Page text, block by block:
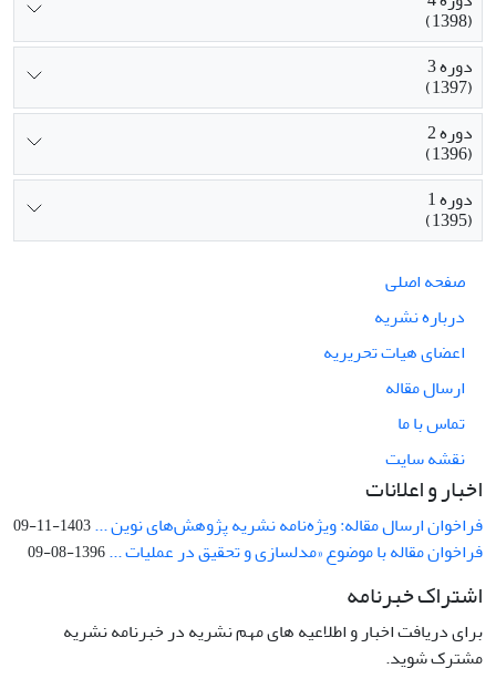
(1398)
دوره 3
(1397)
دوره 2
(1396)
دوره 1
(1395)
صفحه اصلی
درباره نشریه
اعضای هیات تحریریه
ارسال مقاله
تماس با ما
نقشه سایت
اخبار و اعلانات
فراخوان ارسال مقاله: ویژه‌نامه نشریه پژوهش‌های نوین ...1403-11-09
فراخوان مقاله با موضوع «مدلسازی و تحقیق در عملیات ...1396-08-09
اشتراک خبرنامه
برای دریافت اخبار و اطلاعیه های مهم نشریه در خبرنامه نشریه
مشترک شوید.